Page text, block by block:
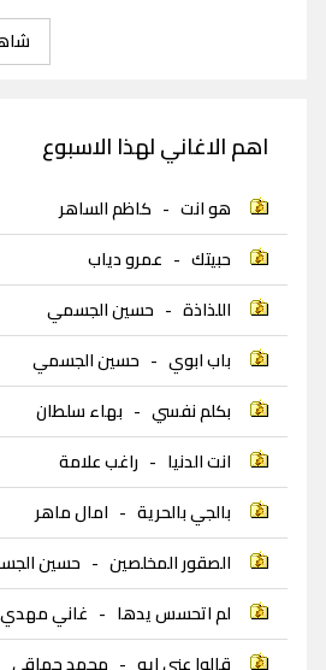
اهم الاغاني لهذا الاسبوع
هو انت - كاظم الساهر
حبيتك - عمرو دياب
اللذاذة - حسين الجسمي
باب ابوي - حسين الجسمي
بكلم نفسي - بهاء سلطان
انت الدنيا - راغب علامة
بالجي بالحرية - امال ماهر
الصقور المخلصين - حسين
لم اتحسس يدها - غاني مهدي